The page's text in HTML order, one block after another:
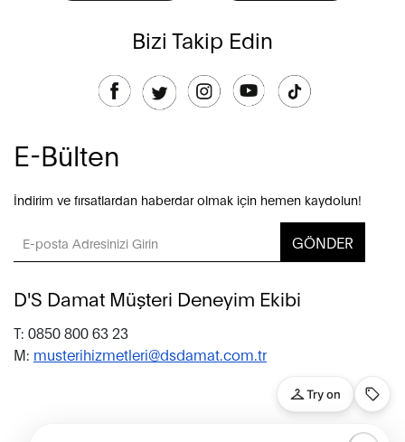
Bizi Takip Edin
E-Bülten
İndirim ve fırsatlardan haberdar olmak için hemen kaydolun!
GÖNDER
D'S Damat Müşteri Deneyim Ekibi
T: 0850 800 63 23
M: musterihizmetleri@dsdamat.com.tr